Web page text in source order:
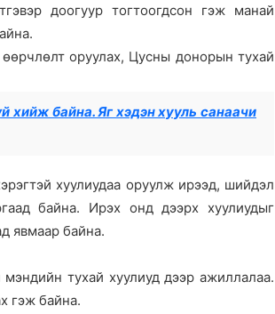
доогуур тогтоогдсон гэж манай
оруулах, Цусны донорын тухай
хийж байна. Яг хэдэн хууль санаачи
хуулиудаа оруулж ирээд, шийдэл
байна. Ирэх онд дээрх хуулиудыг
явмаар байна.
тухай хуулиуд дээр ажиллалаа.
гэж байна.